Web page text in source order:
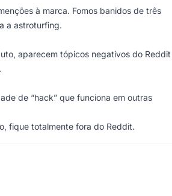
à marca. Fomos banidos de três
a astroturfing.
aparecem tópicos negativos do Reddit
de “hack” que funciona em outras
fique totalmente fora do Reddit.